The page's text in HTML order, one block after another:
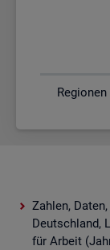
Zahlen,
Deutschland,
für Arbeit